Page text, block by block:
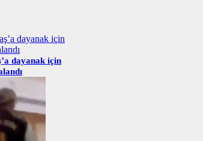
dayanak için